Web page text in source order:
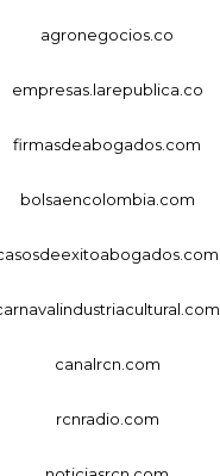
agronegocios.co
empresas.larepublica.co
firmasdeabogados.com
bolsaencolombia.com
canalrcn.com
rcnradio.com